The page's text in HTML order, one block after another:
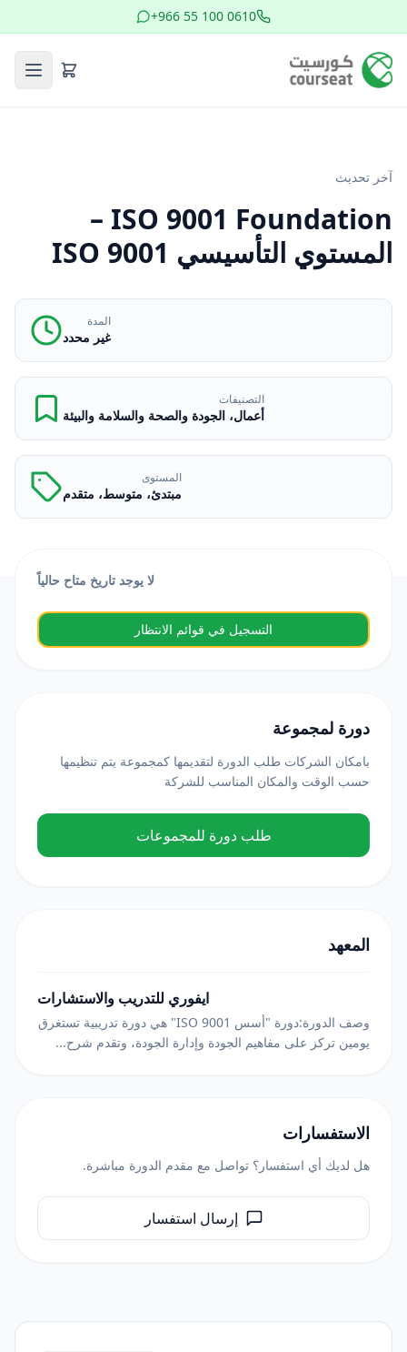
+966 55 100 0610
آخر تحديث
ISO 9001 Foundation –
المستوي التأسيسي ISO 9001
المدة
غير محدد
التصنيفات
أعمال، الجودة والصحة والسلامة والبيئة
المستوى
مبتدئ، متوسط، متقدم
لا يوجد تاريخ متاح حالياً
التسجيل في قوائم الانتظار
دورة لمجموعة
بامكان الشركات طلب الدورة لتقديمها كمجموعة يتم تنظيمها
حسب الوقت والمكان المناسب للشركة
طلب دورة للمجموعات
المعهد
ايفوري للتدريب والاستشارات
وصف الدورة:دورة "أسس ISO 9001" هي دورة تدريبية تستغرق
يومين تركز على مفاهيم الجودة وإدارة الجودة، وتقدم شرح...
الاستفسارات
هل لديك أي استفسار؟ تواصل مع مقدم الدورة مباشرة.
إرسال استفسار